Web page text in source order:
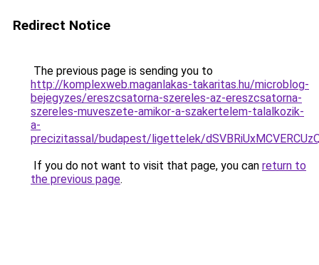
Redirect Notice
The previous page is sending you to
http://komplexweb.maganlakas-takaritas.hu/microblog-
bejegyzes/ereszcsatorna-szereles-az-ereszcsatorna-
szereles-muveszete-amikor-a-szakertelem-talalkozik-
a-
precizitassal/budapest/ligettelek/
If you do not want to visit that page, you can return to
the previous page.